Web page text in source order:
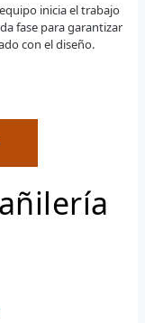
inicia el trabajo
fase para garantizar
con el diseño.